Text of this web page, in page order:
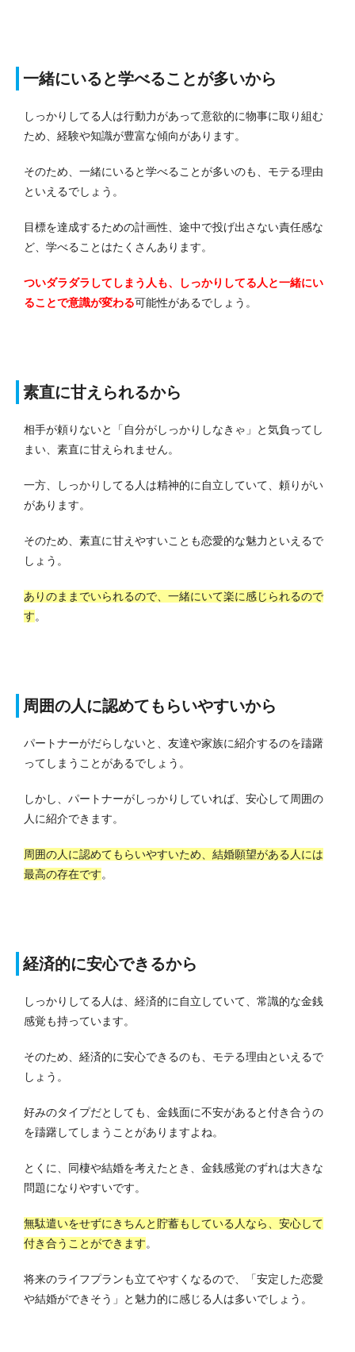
一緒にいると学べることが多いから
しっかりしてる人は行動力があって意欲的に物事に取り組む
ため、経験や知識が豊富な傾向があります。
そのため、一緒にいると学べることが多いのも、モテる理由
といえるでしょう。
目標を達成するための計画性、途中で投げ出さない責任感な
ど、学べることはたくさんあります。
ついダラダラしてしまう人も、しっかりしてる人と一緒にい
ることで意識が変わる可能性があるでしょう。
素直に甘えられるから
相手が頼りないと「自分がしっかりしなきゃ」と気負ってし
まい、素直に甘えられません。
一方、しっかりしてる人は精神的に自立していて、頼りがい
があります。
そのため、素直に甘えやすいことも恋愛的な魅力といえるで
しょう。
ありのままでいられるので、一緒にいて楽に感じられるので
す。
周囲の人に認めてもらいやすいから
パートナーがだらしないと、友達や家族に紹介するのを躊躇
ってしまうことがあるでしょう。
しかし、パートナーがしっかりしていれば、安心して周囲の
人に紹介できます。
周囲の人に認めてもらいやすいため、結婚願望がある人には
最高の存在です。
経済的に安心できるから
しっかりしてる人は、経済的に自立していて、常識的な金銭
感覚も持っています。
そのため、経済的に安心できるのも、モテる理由といえるで
しょう。
好みのタイプだとしても、金銭面に不安があると付き合うの
を躊躇してしまうことがありますよね。
とくに、同棲や結婚を考えたとき、金銭感覚のずれは大きな
問題になりやすいです。
無駄遣いをせずにきちんと貯蓄もしている人なら、安心して
付き合うことができます。
将来のライフプランも立てやすくなるので、「安定した恋愛
や結婚ができそう」と魅力的に感じる人は多いでしょう。